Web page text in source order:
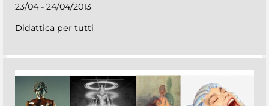
23/04 - 24/04/2013
Didattica per tutti